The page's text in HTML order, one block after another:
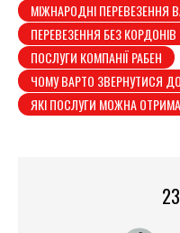
МІЖНАРОДНІ ПЕРЕВЕЗЕННЯ
ПЕРЕВЕЗЕННЯ БЕЗ КОРДОНІВ
ПОСЛУГИ КОМПАНІЇ РАБЕН
ЧОМУ ВАРТО ЗВЕРНУТИСЯ ДО
ЯКІ ПОСЛУГИ МОЖНА